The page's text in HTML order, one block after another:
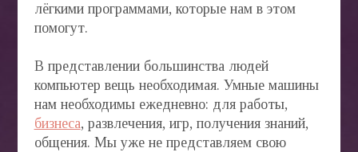
лёгкими программами, которые нам в этом
помогут.
В представлении большинства людей
компьютер вещь необходимая. Умные машины
нам необходимы ежедневно: для работы,
бизнеса, развлечения, игр, получения знаний,
общения. Мы уже не представляем свою